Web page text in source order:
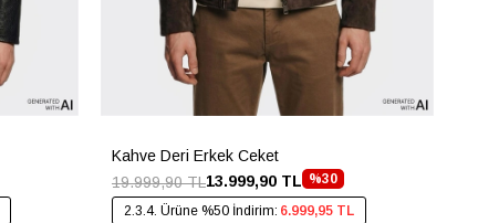
Kahve Deri Erkek Ceket
%30
13.999,90 TL
19.999,90 TL
2.3.4. Ürüne %50 İndirim: 6.999,95 TL